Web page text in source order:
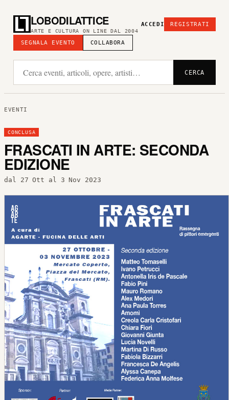
LOBODILATTICE
ARTE E CULTURA ON LINE DAL 2004
SEGNALA EVENTO COLLABORA
ACCEDI REGISTRATI
CERCA
EVENTI
CONCLUSA
FRASCATI IN ARTE: SECONDA
EDIZIONE
dal 27 Ott al 3 Nov 2023